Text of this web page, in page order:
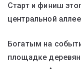
Старт и финиш
центральной
Богатым на
площадке